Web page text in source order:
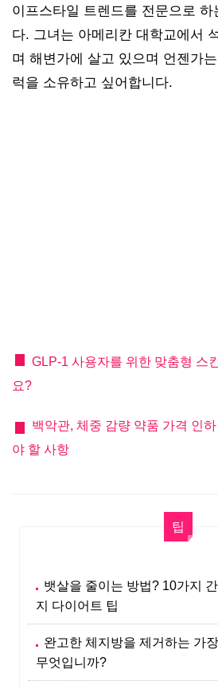
이프스타일 트렌드를 전문으로 하
다. 그녀는 아메리칸 대학교에서
며 해변가에 살고 있으며 언젠가
럭을 소유하고 싶어합니다.
GLP-1 사용자를 위한 맞춤형 스
요?
백악관, 체중 감량 약품 가격 인
야 할 사항
팁
뱃살을 줄이는 방법? 10가지
지 다이어트 팁
완고한 체지방을 제거하는 가
무엇입니까?